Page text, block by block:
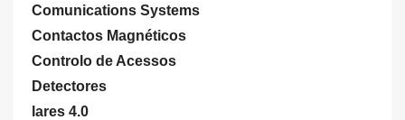
Comunications Systems
Contactos Magnéticos
Controlo de Acessos
Detectores
lares 4.0